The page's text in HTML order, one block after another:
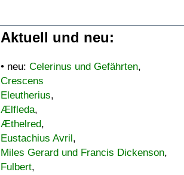
Aktuell und neu:
• neu: Celerinus und Gefährten,
Crescens
Eleutherius,
Ælfleda,
Æthelred,
Eustachius Avril,
Miles Gerard und Francis Dickenson,
Fulbert,